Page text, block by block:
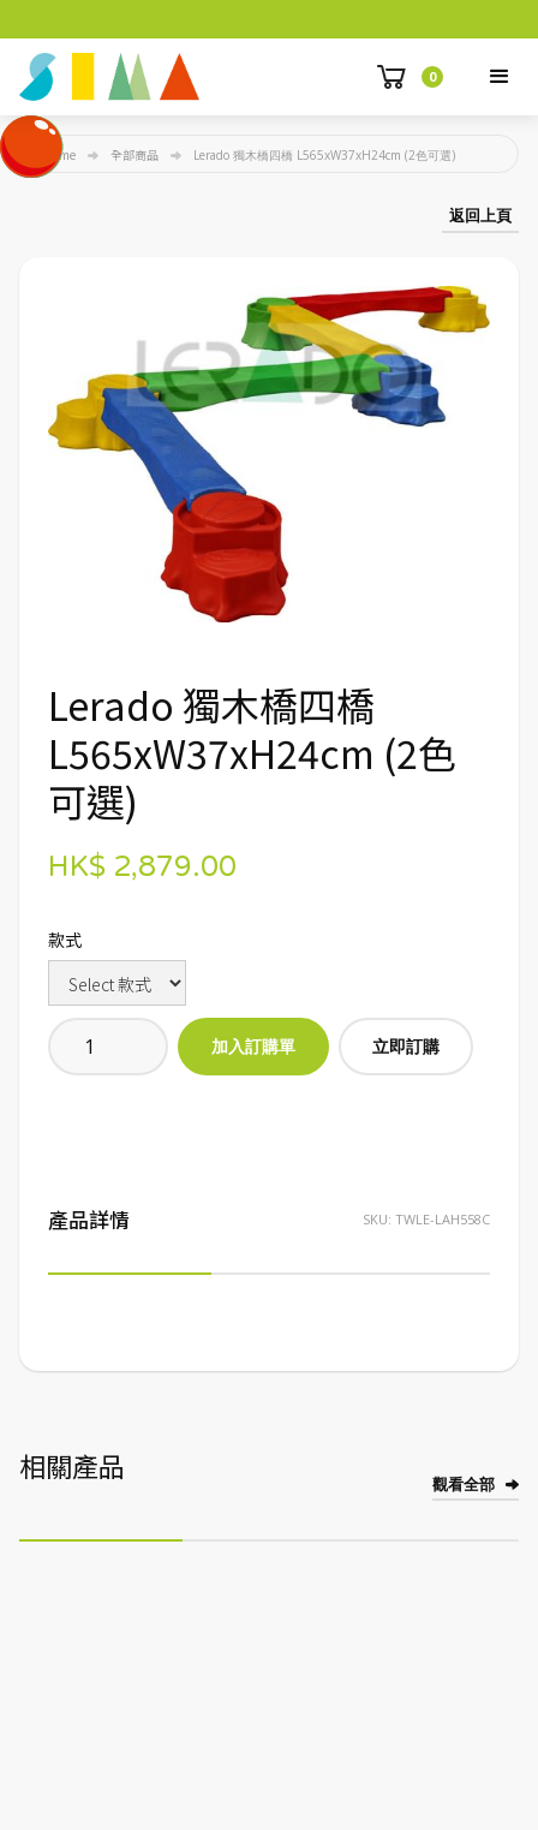
0
Home 全部商品 Lerado 獨木橋四橋 L565xW37xH24cm (2色可選)
返回上頁
Lerado 獨木橋四橋
L565xW37xH24cm (2色
可選)
HK$ 2,879.00
款式
立即訂購
產品詳情 SKU: TWLE-LAH558C
相關產品 觀看全部